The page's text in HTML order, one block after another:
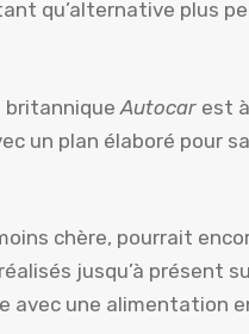
qu’alternative plus
britannique Autocar est
un plan élaboré pour
chère, pourrait
jusqu’à présent
avec une alimentation